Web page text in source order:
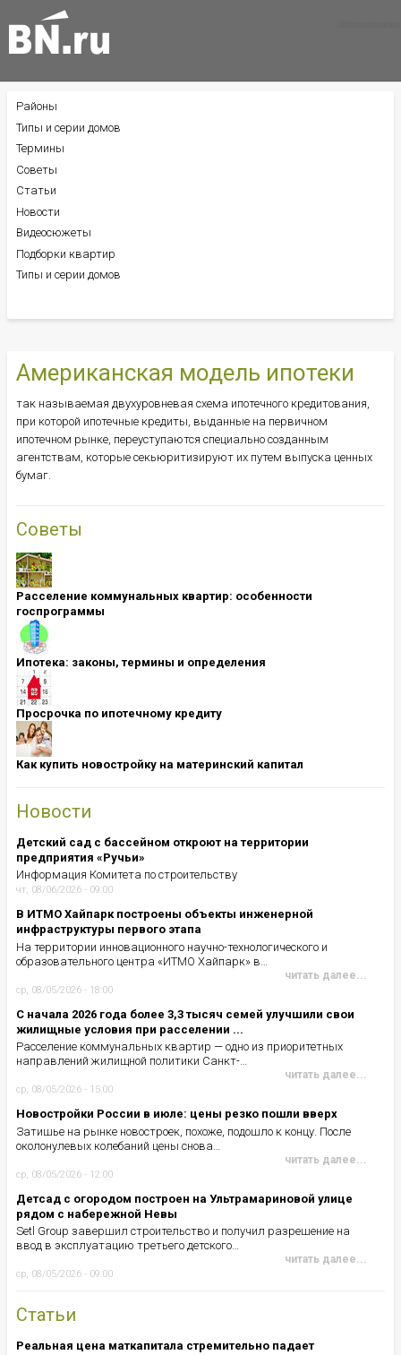
Американская модель ипотеки
так называемая двухуровневая схема ипотечного кредитования,
при которой ипотечные кредиты, выданные на первичном
ипотечном рынке, переуступаются специально созданным
агентствам, которые секьюритизируют их путем выпуска ценных
бумаг.
Советы
Расселение коммунальных квартир: особенности
госпрограммы
Ипотека: ​​​​​​​законы, термины и определения
Просрочка по ипотечному кредиту
Как купить новостройку на материнский капитал
Новости
Детский сад с бассейном откроют на территории
предприятия «Ручьи»
Информация Комитета по строительству
чт, 08/06/2026 - 09:00
В ИТМО Хайпарк построены объекты инженерной
инфраструктуры первого этапа
На территории инновационного научно-технологического и
образовательного центра «ИТМО Хайпарк» в…
читать далее...
ср, 08/05/2026 - 18:00
С начала 2026 года более 3,3 тысяч семей улучшили свои
жилищные условия при расселении ...
Расселение коммунальных квартир — одно из приоритетных
направлений жилищной политики Санкт-…
читать далее...
ср, 08/05/2026 - 15:00
Новостройки России в июле: цены резко пошли вверх
Затишье на рынке новостроек, похоже, подошло к концу. После
околонулевых колебаний цены снова…
читать далее...
ср, 08/05/2026 - 12:00
Детсад с огородом построен на Ультрамариновой улице
рядом с набережной Невы
Setl Group завершил строительство и получил разрешение на
ввод в эксплуатацию третьего детского…
читать далее...
ср, 08/05/2026 - 09:00
Статьи
Реальная цена маткапитала стремительно падает
БОКОВОЕ
МЕНЮ
Районы
Типы и серии домов
Термины
Советы
Статьи
Новости
Видеосюжеты
Подборки квартир
Типы и серии домов